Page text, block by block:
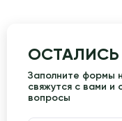
Заполните формы
свяжутся с вами
вопросы